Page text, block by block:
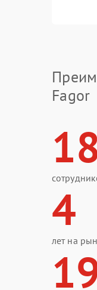
Fagor
4
лет на